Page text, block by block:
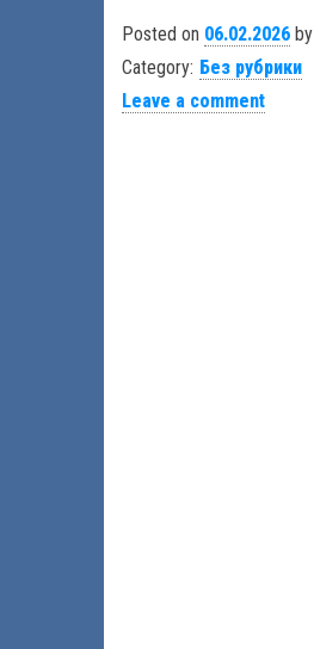
Posted on 06.02.2026 by
Category: Без рубрики
Leave a comment